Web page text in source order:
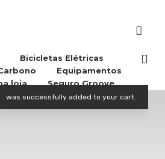
Bicicletas Elétricas
Equipamentos
loja
Seguro Groove
was successfully added to your cart.